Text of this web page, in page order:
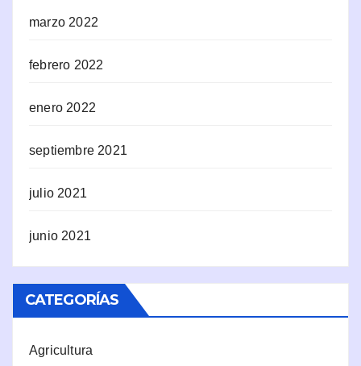
marzo 2022
febrero 2022
enero 2022
septiembre 2021
julio 2021
junio 2021
CATEGORÍAS
Agricultura